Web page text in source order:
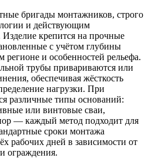
бригады монтажников, строго
и действующим
крепится на прочные
с учётом глубины
и особенностей рельефа.
трубы привариваются или
обеспечивая жёсткость
нагрузки. При
различные типы оснований:
или винтовые сваи,
— каждый метод подходит для
сроки монтажа
рабочих дней в зависимости от
ограждения.